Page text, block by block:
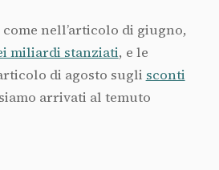
nell’articolo di giugno,
miliardi stanziati, e le
di agosto sugli sconti
arrivati al temuto